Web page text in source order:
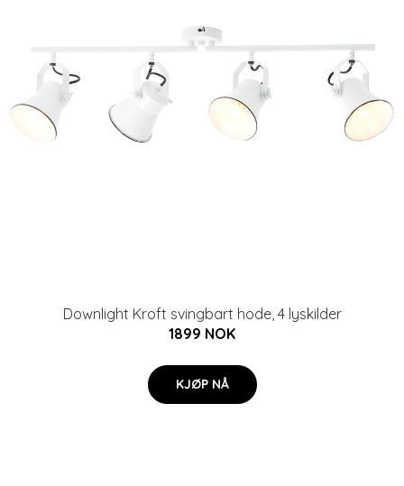
Downlight Kroft svingbart hode, 4 lyskilder
1899 NOK
KJØP NÅ